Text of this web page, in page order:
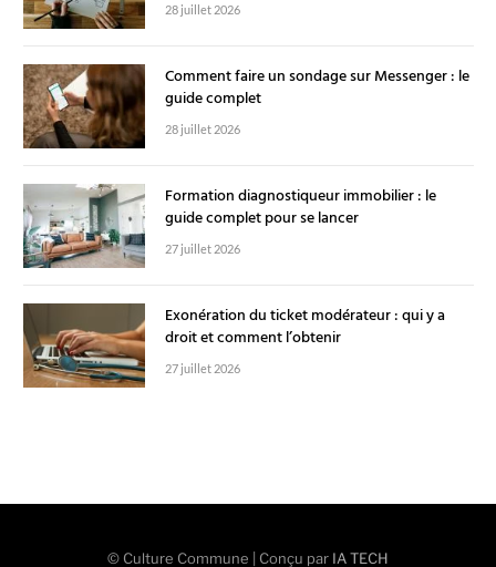
28 juillet 2026
Comment faire un sondage sur Messenger : le
guide complet
28 juillet 2026
Formation diagnostiqueur immobilier : le
guide complet pour se lancer
27 juillet 2026
Exonération du ticket modérateur : qui y a
droit et comment l’obtenir
27 juillet 2026
© Culture Commune | Conçu par IA TECH